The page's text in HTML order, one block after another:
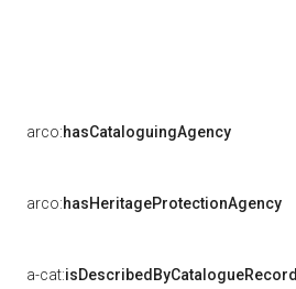
arco:hasCataloguingAgency
arco:hasHeritageProtectionAgency
a-cat:isDescribedByCatalogueRecord